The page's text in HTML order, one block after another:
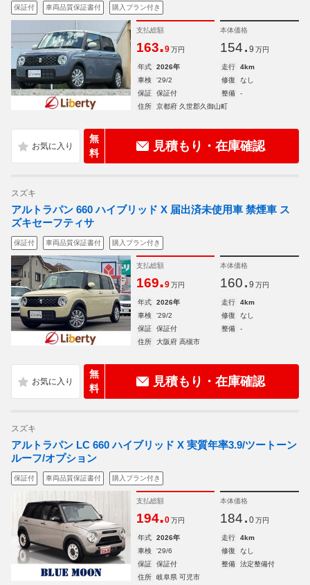
保証付 車両品質保証書付 購入プラン付き
支払総額
163.9 万円
本体価格
154. 9 万円
年式 2026年 走行
4km
車検
'29/2 修復
なし
保証
保証付 整備
-
住所
京都府 久世郡久御山町
無
料
見積もり・在庫確認
スズキ
アルトラパン 660 ハイブリッド X 届出済未使用車 禁煙車 ス
ズキセーフティサ
保証付 車両品質保証書付 購入プラン付き
支払総額
169.9 万円
本体価格
160. 9 万円
年式 2026年 走行
4km
車検
'29/2 修復
なし
保証
保証付 整備
-
住所
大阪府 高槻市
無
料
見積もり・在庫確認
スズキ
アルトラパン LC 660 ハイブリッド X 実質年率3.9/ツートーン
ルーフ/オプション
保証付 車両品質保証書付 購入プラン付き
支払総額
194.0 万円
本体価格
184. 0 万円
年式 2026年 走行
4km
車検
'29/6 修復
なし
保証
保証付 整備
法定整備付
住所
岐阜県 可児市